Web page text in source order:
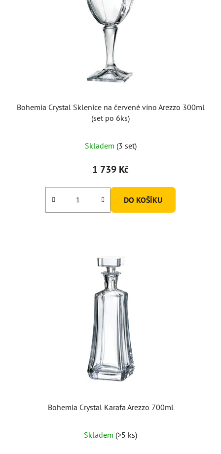
Bohemia Crystal Sklenice na červené víno Arezzo 300ml
(set po 6ks)
Skladem (3 set)
1 739 Kč
DO KOŠÍKU
Bohemia Crystal Karafa Arezzo 700ml
Skladem (>5 ks)